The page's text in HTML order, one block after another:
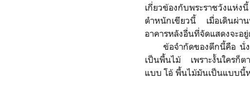
เกี่ยวข้องกับพระราชวังแห่
ตำหนักเขียวนี้ เมื่อเดินผ่าน
อาคารหลังอื่นที่จัดแสดงจะอ
ข้อจำกัดของตึกนี้คือ นั่งช
เป็นพื้นไม้ เพราะงั้นใครก็
แบบ โอ้ พื้นไม้มันเป็นแบบนี้